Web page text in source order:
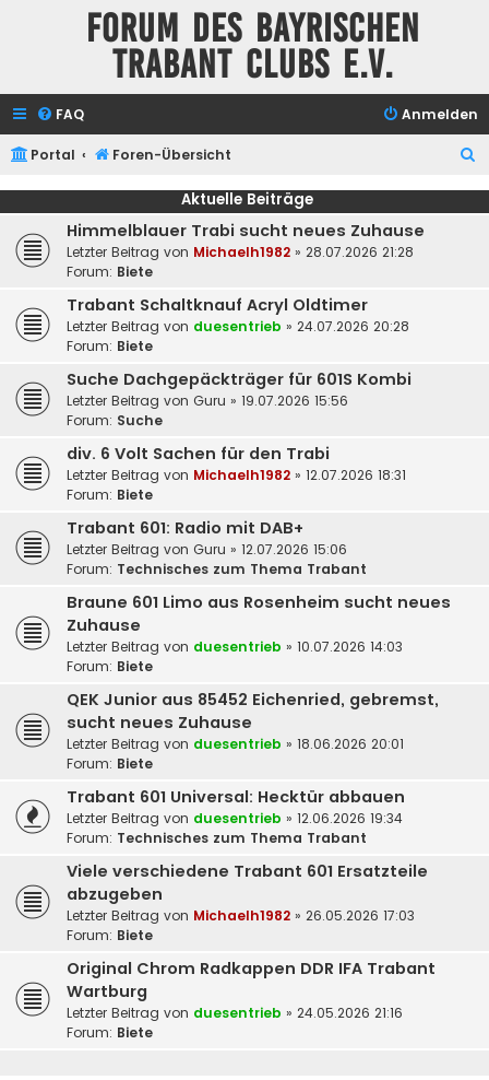
Forum des Bayrischen
Trabant Clubs e.V.
FAQ Anmelden
Portal Foren-Übersicht
c
Aktuelle Beiträge
Himmelblauer Trabi sucht neues Zuhause
Letzter Beitrag von Michaelh1982 » 28.07.2026 21:28
Forum: Biete
Trabant Schaltknauf Acryl Oldtimer
Letzter Beitrag von duesentrieb » 24.07.2026 20:28
Forum: Biete
Suche Dachgepäckträger für 601S Kombi
Letzter Beitrag von Guru » 19.07.2026 15:56
Forum: Suche
div. 6 Volt Sachen für den Trabi
Letzter Beitrag von Michaelh1982 » 12.07.2026 18:31
Forum: Biete
Trabant 601: Radio mit DAB+
Letzter Beitrag von Guru » 12.07.2026 15:06
Forum: Technisches zum Thema Trabant
Braune 601 Limo aus Rosenheim sucht neues
Zuhause
Letzter Beitrag von duesentrieb » 10.07.2026 14:03
Forum: Biete
QEK Junior aus 85452 Eichenried, gebremst,
sucht neues Zuhause
Letzter Beitrag von duesentrieb » 18.06.2026 20:01
Forum: Biete
Trabant 601 Universal: Hecktür abbauen
Letzter Beitrag von duesentrieb » 12.06.2026 19:34
Forum: Technisches zum Thema Trabant
Viele verschiedene Trabant 601 Ersatzteile
abzugeben
Letzter Beitrag von Michaelh1982 » 26.05.2026 17:03
Forum: Biete
Original Chrom Radkappen DDR IFA Trabant
Wartburg
Letzter Beitrag von duesentrieb » 24.05.2026 21:16
Forum: Biete